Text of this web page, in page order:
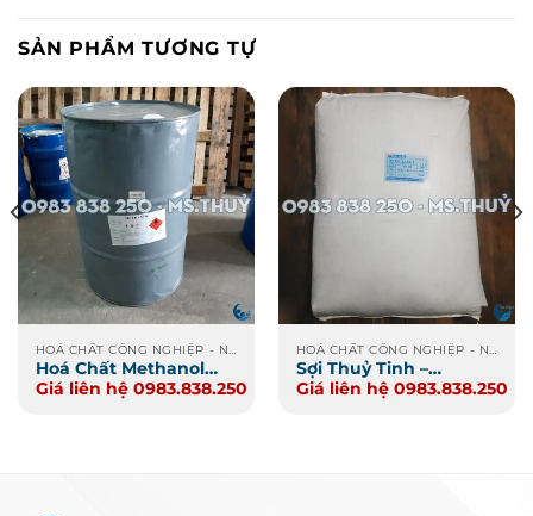
SẢN PHẨM TƯƠNG TỰ
HOÁ CHẤT CÔNG NGHIỆP - NÔNG NGHIỆP - XI MẠ
Hoá Chất Methanol
CH3OH
Giá liên hệ 0983.838.250
HOÁ CHẤT CÔNG NGHIỆP - NÔNG NGHIỆP - XI MẠ
Sợi Thuỷ Tinh –
Fiberglass
Giá liên hệ 0983.838.250